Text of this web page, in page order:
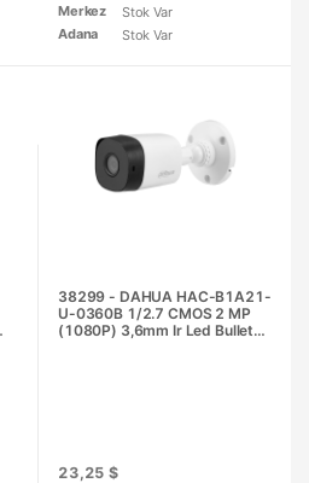
Merkez
Stok Var
Adana
Stok Var
38299 - DAHUA HAC-B1A21-
U-0360B 1/2.7 CMOS 2 MP
(1080P) 3,6mm Ir Led Bullet
23,25 $